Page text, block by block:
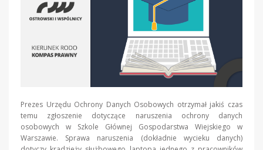
Prezes Urzędu Ochrony Danych Osobowych otrzymał jakiś czas
temu zgłoszenie dotyczące naruszenia ochrony danych
osobowych w Szkole Głównej Gospodarstwa Wiejskiego w
Warszawie. Sprawa naruszenia (dokładnie wycieku danych)